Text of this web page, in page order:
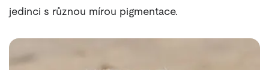
jedinci s různou mírou pigmentace.